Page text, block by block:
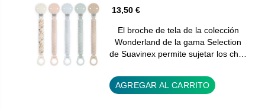
13,50 €
El broche de tela de la colección
Wonderland de la gama Selection
de Suavinex permite sujetar los ch…
AGREGAR AL CARRITO